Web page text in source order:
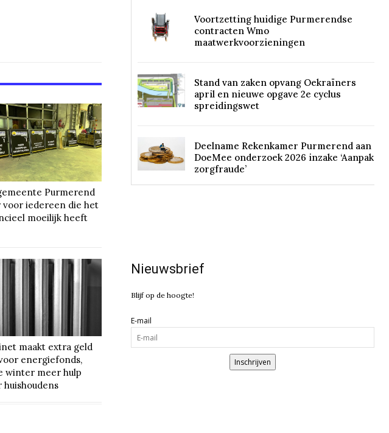
Purmerend
voor iedereen die het
moeilijk heeft
maakt extra geld
energiefonds,
winter meer hulp
huishoudens
Voortzetting huidige Purmerendse
contracten Wmo
maatwerkvoorzieningen
Stand van zaken opvang Oekraïners
april en nieuwe opgave 2e cyclus
spreidingswet
Deelname Rekenkamer Purmerend aan
DoeMee onderzoek 2026 inzake ‘Aanpak
zorgfraude’
Nieuwsbrief
Blijf op de hoogte!
E-mail
Inschrijven